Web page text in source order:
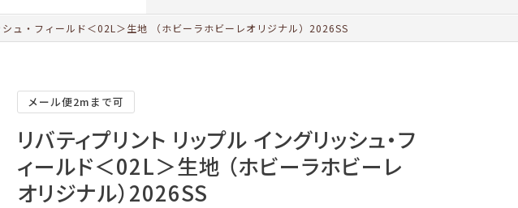
ュ・フィールド＜02L＞生地 （ホビーラホビーレオリジナル）2026SS
メール便2mまで可
リバティプリント リップル イングリッシュ・フ
ィールド＜02L＞生地 （ホビーラホビーレ
オリジナル）2026SS